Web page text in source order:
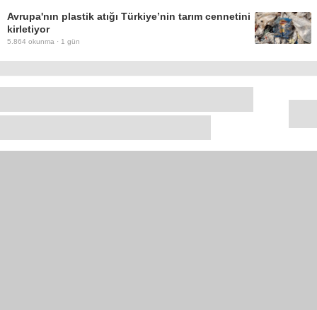
Avrupa'nın plastik atığı Türkiye’nin tarım cennetini
kirletiyor
5.864 okunma · 1 gün